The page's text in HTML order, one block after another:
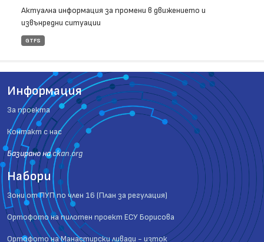
Актуална информация за промени в движението и
извънредни ситуации
GTFS
Информация
За проекта
Контакт с нас
Базиранo наckan.org
Набори
Зони от ПУП по член 16 (План за регулация)
Ортофото на пилотен проект ЕСУ Борисова
Ортофото на Манастирски ливади - изток